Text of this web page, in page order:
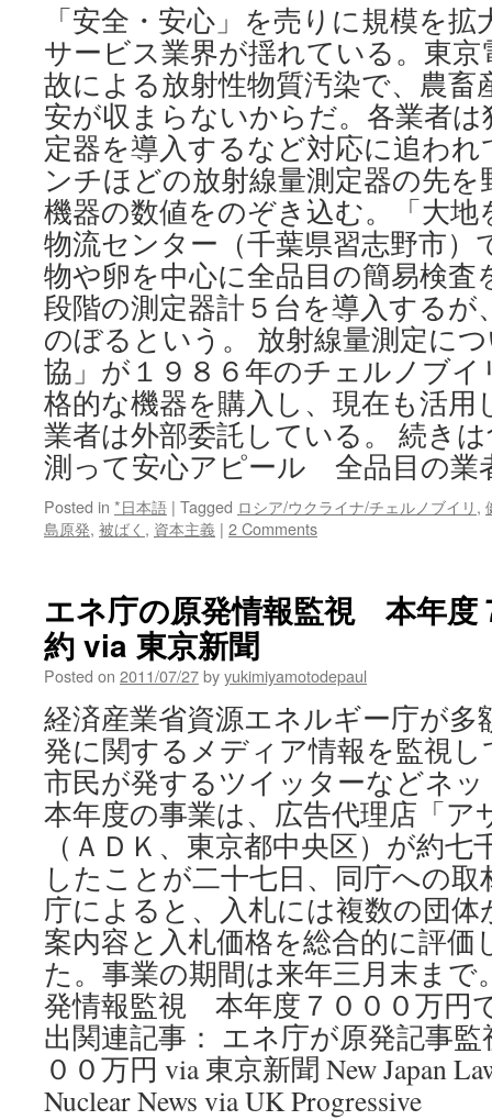
「安全・安心」を売りに規模を
サービス業界が揺れている。東京
故による放射性物質汚染で、農畜
安が収まらないからだ。各業者
定器を導入するなど対応に追わ
ンチほどの放射線量測定器の先
機器の数値をのぞき込む。「大地
物流センター（千葉県習志野市）
物や卵を中心に全品目の簡易検査
段階の測定器計５台を導入するが
のぼるという。 放射線量測定に
協」が１９８６年のチェルノブ
格的な機器を購入し、現在も活
業者は外部委託している。 続き
測って安心アピール 全品目の業
Posted in *日本語 | Tagged ロシア/ウクライナ/チェルノブイリ,
島原発, 被ばく , 資本主義 | 2 Comments
エネ庁の原発情報監視 本年度
約 via 東京新聞
Posted on 2011/07/27byyukimiyamotodepaul
経済産業省資源エネルギー庁が多
発に関するメディア情報を監視
市民が発するツイッターなどネ
本年度の事業は、広告代理店「ア
（ＡＤＫ、東京都中央区）が約
したことが二十七日、同庁への
庁によると、入札には複数の団
案内容と入札価格を総合的に評価
た。事業の期間は来年三月末まで
発情報監視 本年度７０００万円
出関連記事： エネ庁が原発記事
００万円 via 東京新聞 New Japan
Nuclear News via UK Progressive